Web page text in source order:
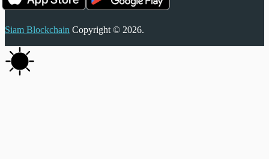
Siam Blockchain Copyright © 2026.